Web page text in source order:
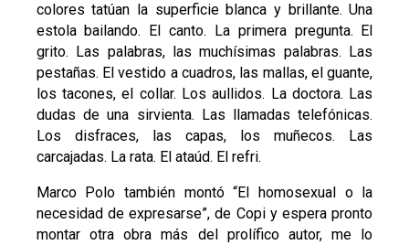
colores tatúan la superficie blanca y brillante. Una
estola bailando. El canto. La primera pregunta. El
grito. Las palabras, las muchísimas palabras. Las
pestañas. El vestido a cuadros, las mallas, el guante,
los tacones, el collar. Los aullidos. La doctora. Las
dudas de una sirvienta. Las llamadas telefónicas.
Los disfraces, las capas, los muñecos. Las
carcajadas. La rata. El ataúd. El refri.
Marco Polo también montó “El homosexual o la
necesidad de expresarse”, de Copi y espera pronto
montar otra obra más del prolífico autor, me lo